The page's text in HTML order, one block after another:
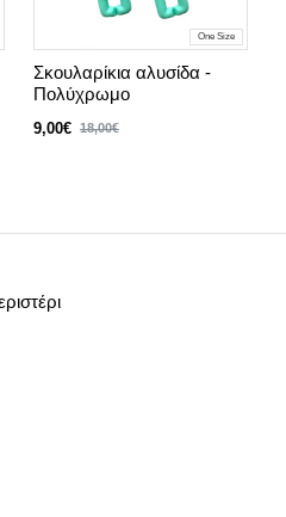
One Size
Σκουλαρίκια αλυσίδα -
Πολύχρωμο
9,00€ 18,00€